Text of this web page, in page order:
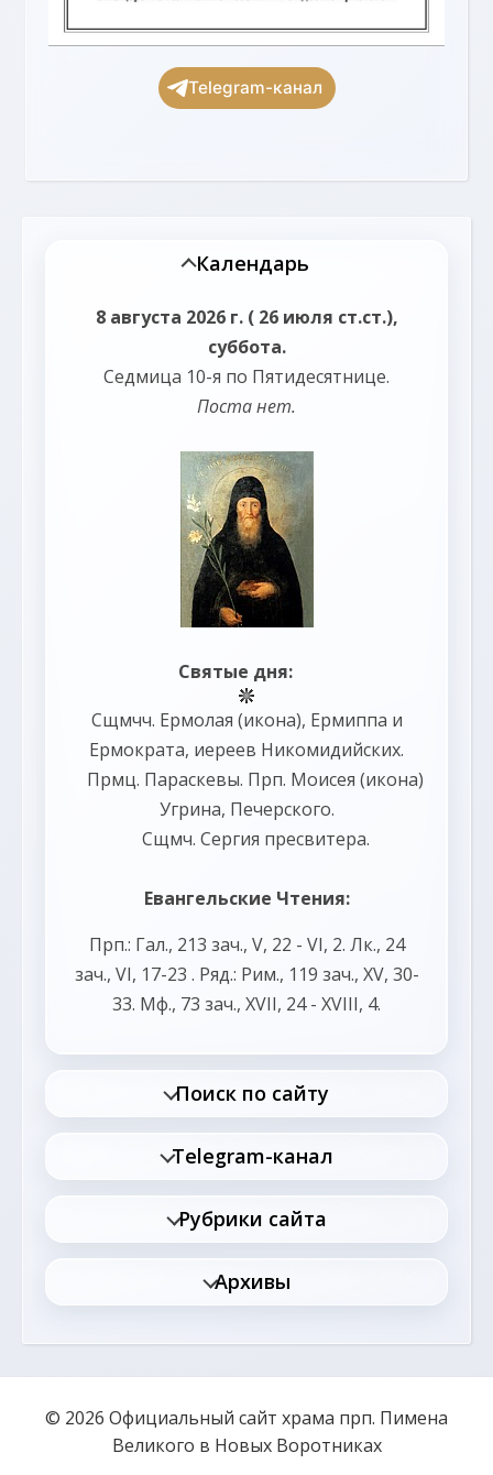
Telegram-канал
Календарь
8 августа 2026 г. ( 26 июля ст.ст.),
суббота.
Седмица 10-я по Пятидесятнице.
Поста нет.
Святые дня:
Сщмчч. Ермолая (икона), Ермиппа и
Ермократа, иереев Никомидийских.
Прмц. Параскевы. Прп. Моисея (икона)
Угрина, Печерского.
Сщмч. Сергия пресвитера.
Евангельские Чтения:
Прп.: Гал., 213 зач., V, 22 - VI, 2. Лк., 24
зач., VI, 17-23 . Ряд.: Рим., 119 зач., XV, 30-
33. Мф., 73 зач., XVII, 24 - XVIII, 4.
Поиск по сайту
Telegram-канал
Рубрики сайта
Архивы
© 2026 Официальный сайт храма прп. Пимена
Великого в Новых Воротниках